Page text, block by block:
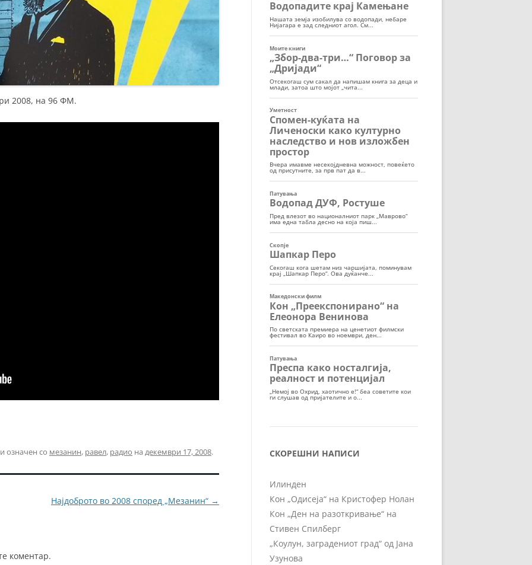
2008, на 96 ФМ.
и означен со мезанин, равел, радио на декември 17, 2008.
Најдоброто во 2008 според „Мезанин“ →
коментар.
СКОРЕШНИ НАПИСИ
Илинден
Кон „Одисеја“ на Кристофер Нолан
Кон „Ден на разоткривање“ на
Стивен Спилберг
„Коулун, заградениот град“ од Јана
Узунова